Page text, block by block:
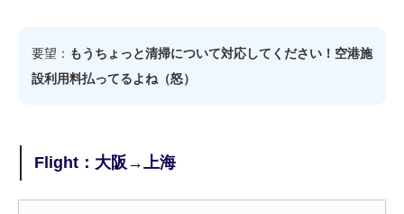
要望： もうちょっと清掃について対応してください！空港施
設利用料払ってるよね（怒）
Flight：大阪→上海